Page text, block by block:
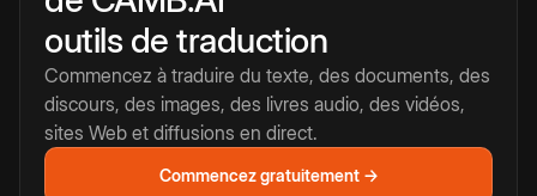
outils de traduction
Commencez à traduire du texte, des documents, des
discours, des images, des livres audio, des vidéos,
sites Web et diffusions en direct.
Commencez gratuitement →